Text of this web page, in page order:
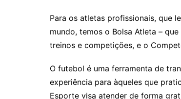
Para os atletas profissionais, que
mundo, temos o Bolsa Atleta –
treinos e competições, e o
O futebol é uma ferramenta de
experiência para àqueles que
Esporte visa atender de forma